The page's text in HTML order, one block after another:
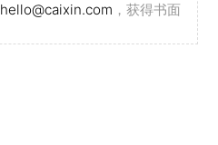
hello@caixin.com ，获得书面